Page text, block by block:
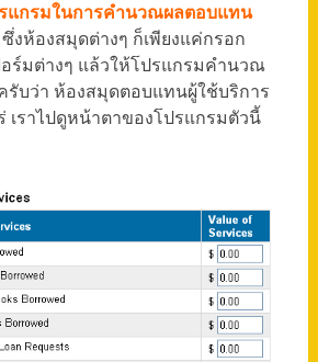
แกรมในการคำนวณผลตอบแทน
งห้องสมุดต่างๆ ก็เพียงแค่กรอก
ร์มต่างๆ แล้วให้โปรแกรมคำนวณ
รับว่า ห้องสมุดตอบแทนผู้ใช้บริการ
เราไปดูหน้าตาของโปรแกรมตัวนี้